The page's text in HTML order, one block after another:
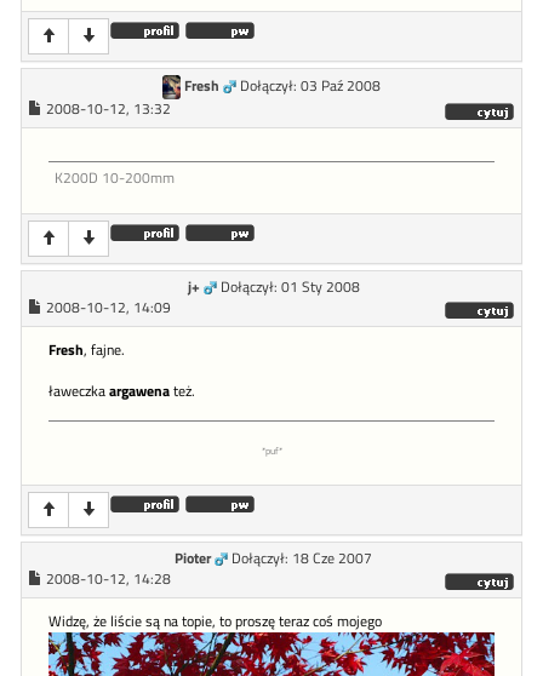
Fresh
Dołączył: 03 Paź 2008
2008-10-12, 13:32
K200D 10-200mm
j+
Dołączył: 01 Sty 2008
2008-10-12, 14:09
Fresh, fajne.
ławeczkaargawenateż.
*puf*
Pioter
Dołączył: 18 Cze 2007
2008-10-12, 14:28
Widzę, że liście są na topie, to proszę teraz coś mojego